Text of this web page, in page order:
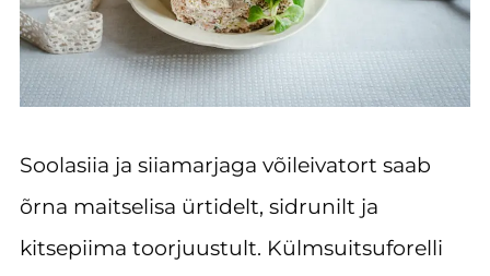
Soolasiia ja siiamarjaga võileivatort saab
õrna maitselisa ürtidelt, sidrunilt ja
kitsepiima toorjuustult. Külmsuitsuforelli